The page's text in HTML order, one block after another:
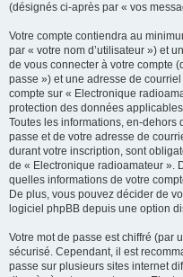
(désignés ci-après par « vos
Votre compte contiendra au
par « votre nom d’utilisateur ») et
de vous connecter à votre compte
passe ») et une adresse de
compte sur « Electronique
protection des données
Toutes les informations, en-dehors
passe et de votre adresse de
durant votre inscription, sont
de « Electronique radioamateur ».
quelles informations de votre
De plus, vous pouvez décider de
logiciel phpBB depuis une option
Votre mot de passe est chiffré (par
sécurisé. Cependant, il est
passe sur plusieurs sites internet